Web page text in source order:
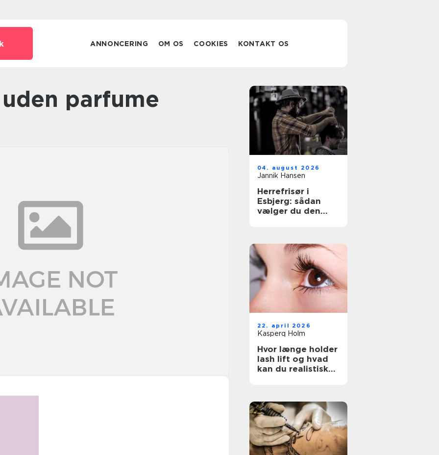
ANNONCERING OM OS COOKIES KONTAKT OS
parfume
04. august 2026
Jannik Hansen
Herrefrisør i
Esbjerg: sådan
vælger du den
22. april 2026
Kasperq Holm
Hvor længe holder
lash lift og hvad
kan du realistisk